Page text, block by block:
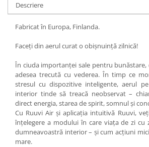
Descriere
Fabricat în Europa, Finlanda.
Faceți din aerul curat o obișnuință zilnică!
În ciuda importanței sale pentru bunăstare,
adesea trecută cu vederea. În timp ce
stresul cu dispozitive inteligente, aerul
interior tinde să treacă neobservat –
direct energia, starea de spirit, somnul și
Cu Ruuvi Air și aplicația intuitivă Ruuvi,
înțelegere a modului în care viața de zi cu
dumneavoastră interior – și cum acțiuni
mare.